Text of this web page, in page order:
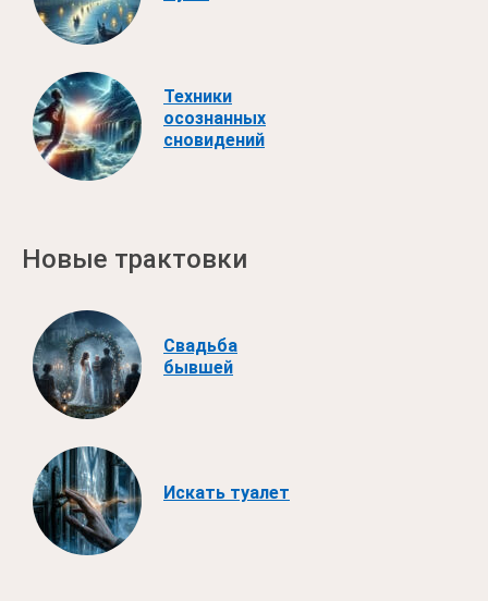
Техники
осознанных
сновидений
Новые трактовки
Свадьба
бывшей
Искать туалет